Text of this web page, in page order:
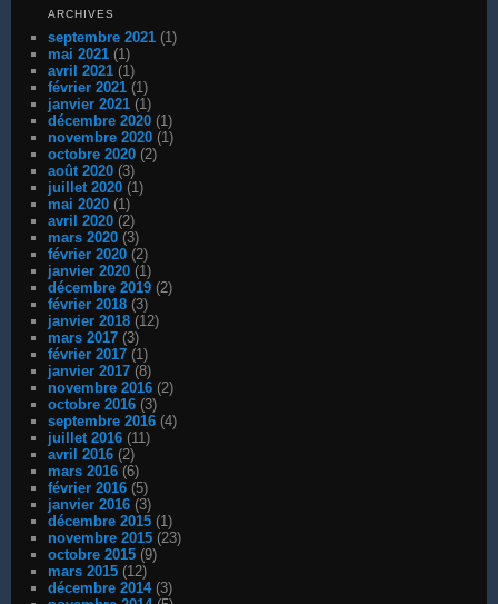
ARCHIVES
septembre 2021(1)
mai 2021(1)
avril 2021(1)
février 2021(1)
janvier 2021(1)
décembre 2020(1)
novembre 2020(1)
octobre 2020(2)
août 2020(3)
juillet 2020(1)
mai 2020(1)
avril 2020(2)
mars 2020(3)
février 2020(2)
janvier 2020(1)
décembre 2019(2)
février 2018(3)
janvier 2018(12)
mars 2017(3)
février 2017(1)
janvier 2017(8)
novembre 2016(2)
octobre 2016(3)
septembre 2016(4)
juillet 2016(11)
avril 2016(2)
mars 2016(6)
février 2016(5)
janvier 2016(3)
décembre 2015(1)
novembre 2015(23)
octobre 2015(9)
mars 2015(12)
décembre 2014(3)